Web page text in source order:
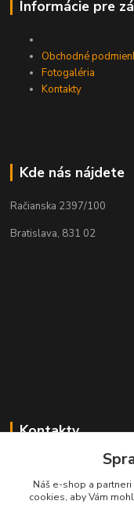
Informácie pre
Obchodné
Fotogaléria
Kontakty
Kde nás nájdete
Račianska 2397/100
Bratislava, 831 02
Kontakty
Zákaznícka podpora
+421 903 566 139
(Po-Pia, 8-17 hod.), (So 8-
Náš e-shop a
cookies, aby Vám